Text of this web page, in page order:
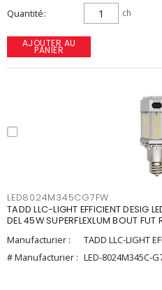
Quantité ch
AJOUTER AU
PANIER
LED8024M345CG7FW
TADD LLC-LIGHT EFFICIENT
DEL 45W SUPERFLEXLUM BOUT FUT
Manufacturier :
TADD LLC-LIGHT
# Manufacturier : LED-8024M345C-